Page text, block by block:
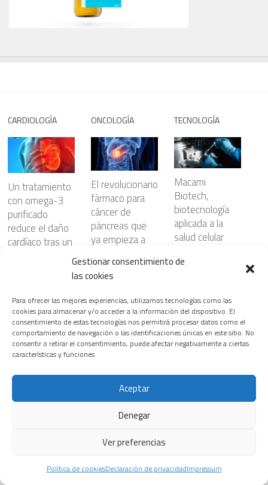
Gestionar consentimiento de
las cookies
Para ofrecer las mejores experiencias, utilizamos tecnologías como las
cookies para almacenar y/o acceder a la información del dispositivo. El
consentimiento de estas tecnologías nos permitirá procesar datos como el
comportamiento de navegación o las identificaciones únicas en este sitio. No
consentir o retirar el consentimiento, puede afectar negativamente a ciertas
características y funciones.
Aceptar
Denegar
Ver preferencias
Política de cookiesDeclaración de privacidadImpressum
CARDIOLOGÍA
Un tratamiento
con omega-3
purificado
reduce el daño
cardíaco tras un
corazón
6 JUNIO, 2026
Riesgos
s ocultos en
ONCOLOGÍA
El revolucionario
fármaco para
cáncer de
páncreas que
ya empieza a
enfermo
28 JULIO, 2026
¿Nanopartículas
para atacar el
cáncer con
precisión?
23 JULIO, 2026
TECNOLOGÍA
Macami
Biotech,
biotecnología
aplicada a la
salud celular
Siemens
Healthineers
inaugura la
del T.H.E.
Summit, su
sistema